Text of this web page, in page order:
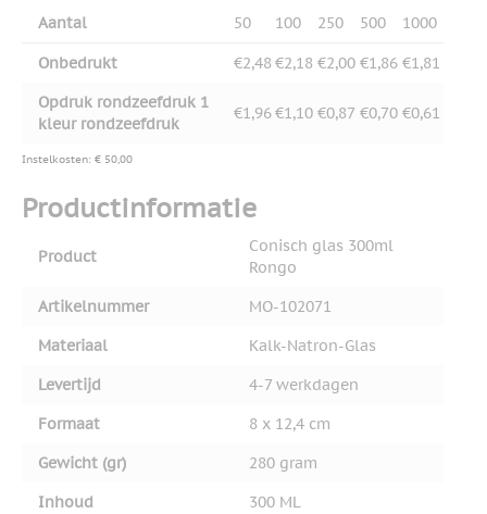
Aantal 50 100 250 500 1000
Onbedrukt €2,48 €2,18 €2,00 €1,86 €1,81
Opdruk rondzeefdruk 1
kleur rondzeefdruk
€1,96€1,10 €0,87 €0,70 €0,61
Instelkosten: € 50,00
Productinformatie
Product
Conisch glas 300ml
Rongo
Artikelnummer
MO-102071
Materiaal
Kalk-Natron-Glas
Levertijd
4-7 werkdagen
Formaat
8 x 12,4 cm
Gewicht (gr)
280 gram
Inhoud
300 ML